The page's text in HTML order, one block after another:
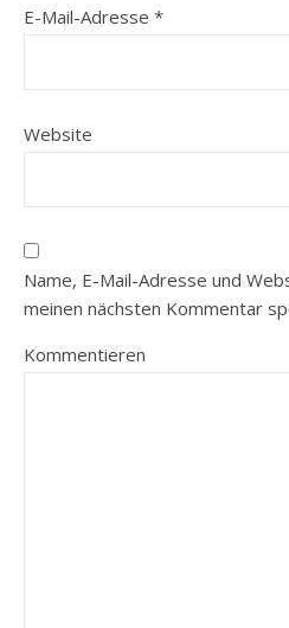
E-Mail-Adresse *
Website
Name, E-Mail-Adresse und
meinen nächsten Kommentar
Kommentieren